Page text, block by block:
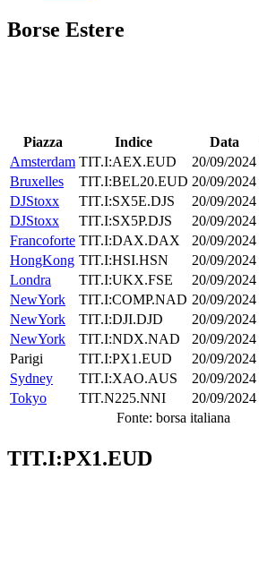
Borse Estere
Piazza Indice Data
Amsterdam TIT.I:AEX.EUD 20/09/2024
Bruxelles
TIT.I:BEL20.EUD 20/09/2024
DJStoxx
TIT.I:SX5E.DJS 20/09/2024
DJStoxx
TIT.I:SX5P.DJS 20/09/2024
Francoforte TIT.I:DAX.DAX 20/09/2024
HongKong TIT.I:HSI.HSN 20/09/2024
Londra
TIT.I:UKX.FSE 20/09/2024
NewYork
TIT.I:COMP.NAD 20/09/2024
NewYork
TIT.I:DJI.DJD 20/09/2024
NewYork
TIT.I:NDX.NAD 20/09/2024
Parigi
TIT.I:PX1.EUD 20/09/2024
Sydney
TIT.I:XAO.AUS 20/09/2024
Tokyo
TIT.N225.NNI 20/09/2024
Fonte: borsa italiana
TIT.I:PX1.EUD